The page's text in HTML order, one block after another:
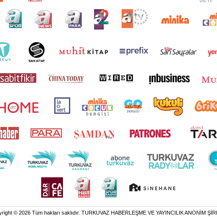
© 2026 Tüm hakları saklıdır. TURKUVAZ HABERLEŞME VE YAYINCILIK ANONİM